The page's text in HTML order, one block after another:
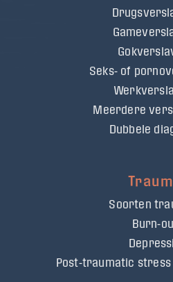
Seks- of
Meerdere
Dubbele
Soorten
Burn-
Post-traumatic stress